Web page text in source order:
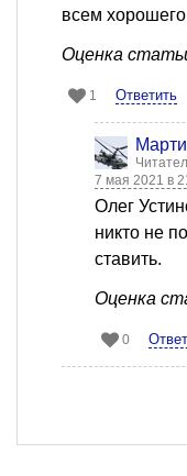
всем
Оценка
1 Ответить
7 мая 2021 в
Олег
никто не
ставить.
Оценка
0